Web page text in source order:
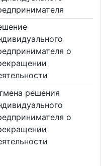
о
решения
о